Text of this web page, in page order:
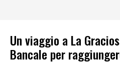
Un viaggio a La
Bancale per